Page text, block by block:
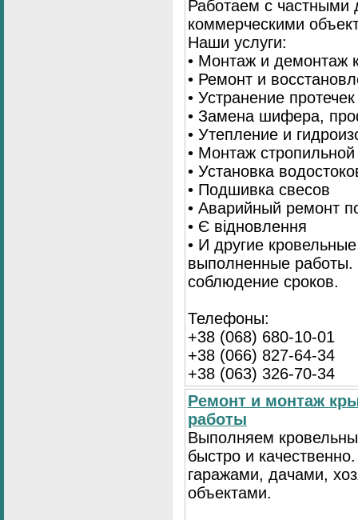
Работаем с
коммерческими
Наши услуги:
• Монтаж и демонтаж
• Ремонт и
• Устранение протечек
• Замена шифера,
• Утепление и
• Монтаж
• Установка
• Подшивка свесов
• Аварийный ремонт
• Є відновлення
• И другие
выполненные работы.
соблюдение сроков.
Телефоны:
+38 (068) 680-10-01
+38 (066) 827-64-34
+38 (063) 326-70-34
Ремонт и монтаж
работы
Выполняем
быстро и
гаражами, дачами,
объектами.